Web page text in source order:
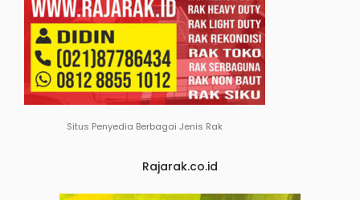
Situs Penyedia Berbagai Jenis Rak
Rajarak.co.id